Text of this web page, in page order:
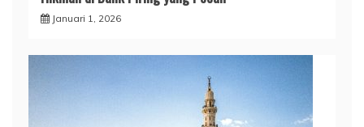
Januari 1, 2026